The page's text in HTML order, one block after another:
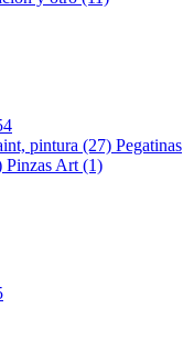
pintura (27) Pegatinas
Pinzas Art (1)